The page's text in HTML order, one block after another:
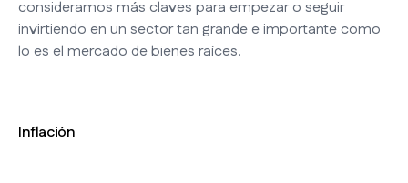
consideramos más claves para empezar o seguir
invirtiendo en un sector tan grande e importante como
lo es el mercado de bienes raíces.
Inflación